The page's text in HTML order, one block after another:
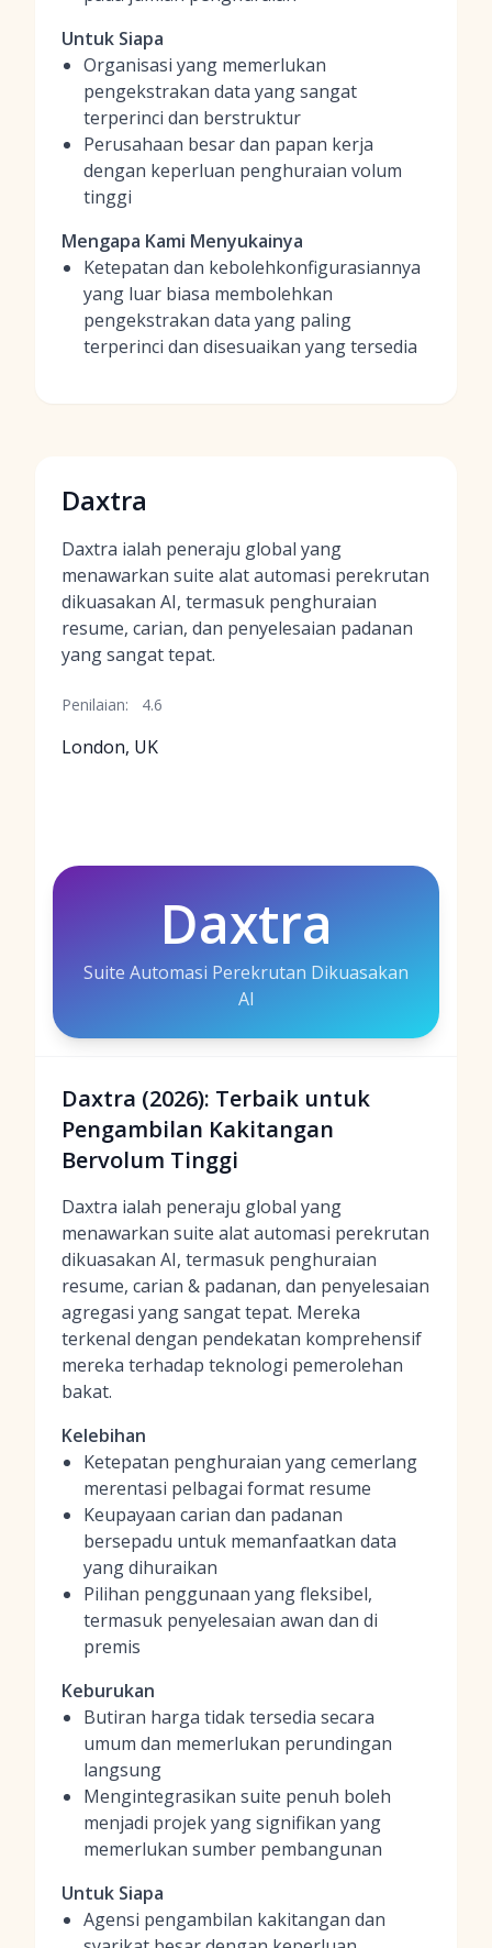
Untuk Siapa
Organisasi yang memerlukan
pengekstrakan data yang sangat
terperinci dan berstruktur
Perusahaan besar dan papan kerja
dengan keperluan penghuraian volum
tinggi
Mengapa Kami Menyukainya
Ketepatan dan kebolehkonfigurasiannya
yang luar biasa membolehkan
pengekstrakan data yang paling
terperinci dan disesuaikan yang tersedia
Daxtra
Daxtra ialah peneraju global yang
menawarkan suite alat automasi perekrutan
dikuasakan AI, termasuk penghuraian
resume, carian, dan penyelesaian padanan
yang sangat tepat.
Penilaian: 4.6
London, UK
Daxtra
Suite Automasi Perekrutan Dikuasakan
AI
Daxtra (2026): Terbaik untuk
Pengambilan Kakitangan
Bervolum Tinggi
Daxtra ialah peneraju global yang
menawarkan suite alat automasi perekrutan
dikuasakan AI, termasuk penghuraian
resume, carian & padanan, dan penyelesaian
agregasi yang sangat tepat. Mereka
terkenal dengan pendekatan komprehensif
mereka terhadap teknologi pemerolehan
bakat.
Kelebihan
Ketepatan penghuraian yang cemerlang
merentasi pelbagai format resume
Keupayaan carian dan padanan
bersepadu untuk memanfaatkan data
yang dihuraikan
Pilihan penggunaan yang fleksibel,
termasuk penyelesaian awan dan di
premis
Keburukan
Butiran harga tidak tersedia secara
umum dan memerlukan perundingan
langsung
Mengintegrasikan suite penuh boleh
menjadi projek yang signifikan yang
memerlukan sumber pembangunan
Untuk Siapa
Agensi pengambilan kakitangan dan